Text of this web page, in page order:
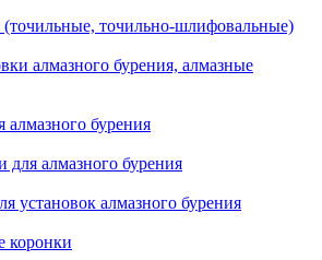
(точильные, точильно-шлифовальные)
алмазного бурения, алмазные
алмазного бурения
для алмазного бурения
установок алмазного бурения
коронки